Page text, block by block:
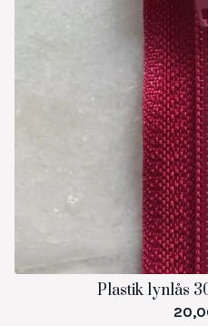
Plastik lynlås